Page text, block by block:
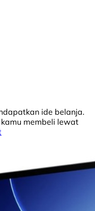
ide belanja.
membeli lewat